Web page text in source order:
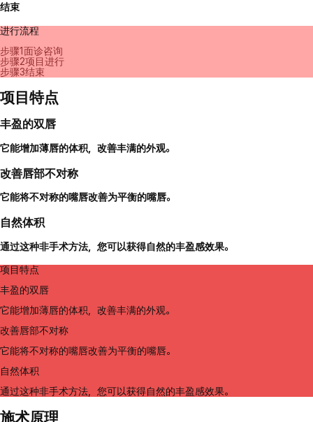
结束
进行流程
步骤1面诊咨询
步骤2项目进行
步骤3结束
项目特点
丰盈的双唇
它能增加薄唇的体积，改善丰满的外观。
改善唇部不对称
它能将不对称的嘴唇改善为平衡的嘴唇。
自然体积
通过这种非手术方法，您可以获得自然的丰盈感效果。
项目特点
丰盈的双唇
它能增加薄唇的体积，改善丰满的外观。
改善唇部不对称
它能将不对称的嘴唇改善为平衡的嘴唇。
自然体积
通过这种非手术方法，您可以获得自然的丰盈感效果。
施术原理